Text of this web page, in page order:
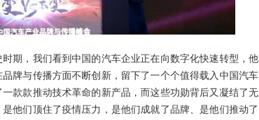
，我们看到中国的汽车企业正在向数字化快速转型，他
牌与传播方面不断创新，留下了一个个值得载入中国汽车
款款推动技术革命的新产品，而这些功勋背后又凝结了无
他们顶住了疫情压力，是他们成就了品牌、是他们推动了